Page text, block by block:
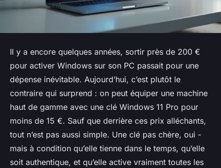
Il y a encore quelques années, sortir près de 200 €
pour activer Windows sur son PC passait pour une
dépense inévitable. Aujourd’hui, c’est plutôt le
contraire qui surprend : on peut équiper une machine
haut de gamme avec une clé Windows 11 Pro pour
moins de 15 €. Sauf que derrière ces prix alléchants,
tout n’est pas aussi simple. Une clé pas chère, oui -
mais à condition qu’elle tienne dans le temps, qu’elle
soit authentique, et qu’elle active vraiment toutes les